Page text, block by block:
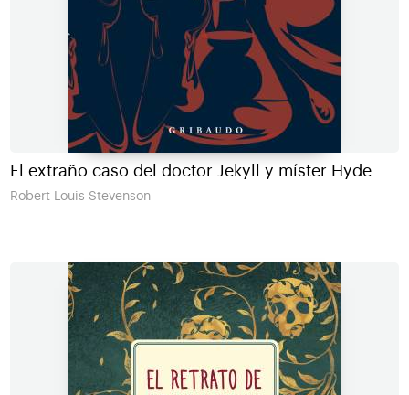
El extraño caso del doctor Jekyll y míster Hyde
Robert Louis Stevenson